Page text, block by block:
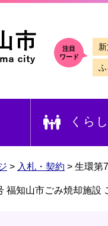
注目
ワード
くら
> 入札・契約 > 生環第
福知山市ごみ焼却施設